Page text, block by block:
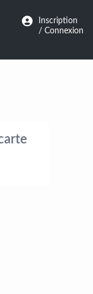
Inscription
/ Connexion